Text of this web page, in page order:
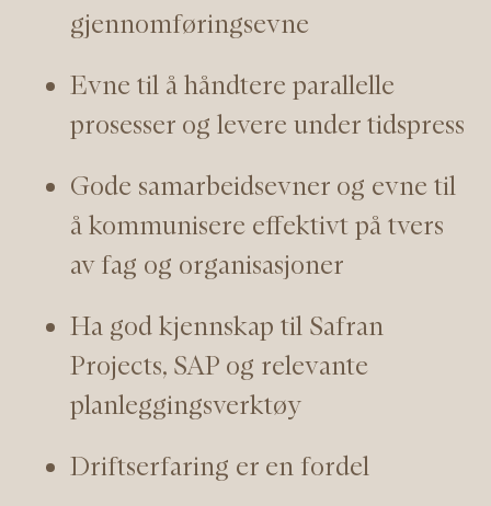
gjennomføringsevne
Evne til å håndtere parallelle
prosesser og levere under tidspress
Gode samarbeidsevner og evne til
å kommunisere effektivt på tvers
av fag og organisasjoner
Ha god kjennskap til Safran
Projects, SAP og relevante
planleggingsverktøy
Driftserfaring er en fordel